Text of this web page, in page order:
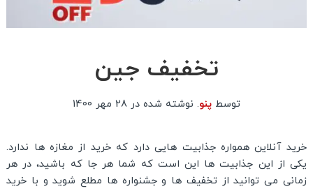
تخفیف جین
توسط پنو. نوشته شده در 28 مهر 1400
خرید آنلاین همواره جذابیت هایی دارد که خرید از مغازه ها ندارد.
یکی از این جذابیت ها این است که شما هر جا که باشید، در هر
زمانی می توانید از تخفیف ها و جشنواره ها مطلع شوید و با خرید